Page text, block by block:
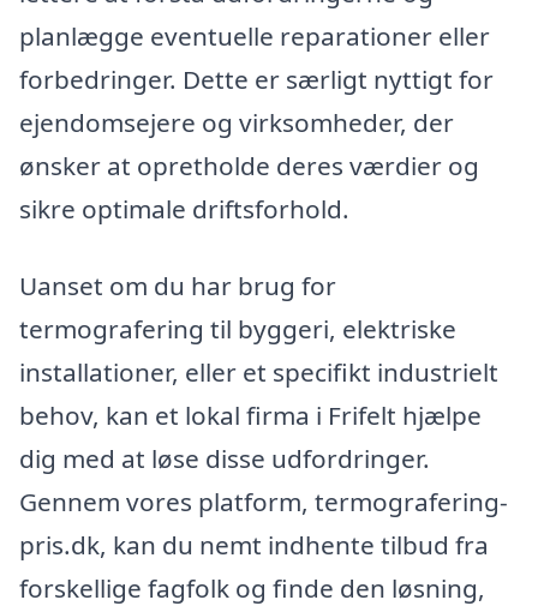
planlægge eventuelle reparationer eller
forbedringer. Dette er særligt nyttigt for
ejendomsejere og virksomheder, der
ønsker at opretholde deres værdier og
sikre optimale driftsforhold.
Uanset om du har brug for
termografering til byggeri, elektriske
installationer, eller et specifikt industrielt
behov, kan et lokal firma i Frifelt hjælpe
dig med at løse disse udfordringer.
Gennem vores platform, termografering-
pris.dk, kan du nemt indhente tilbud fra
forskellige fagfolk og finde den løsning,